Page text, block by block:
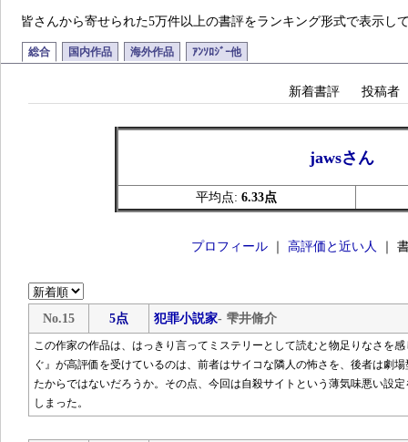
皆さんから寄せられた5万件以上の書評をランキング形式で表示し
総合 国内作品 海外作品 ｱﾝｿﾛｼﾞｰ他
新着書評 投稿者
jawsさん
平均点: 6.33点
プロフィール｜ 高評価と近い人 ｜
No.15 5点 犯罪小説家- 雫井脩介
この作家の作品は、はっきり言ってミステリーとして読むと物足りなさを
ぐ』が高評価を受けているのは、前者はサイコな隣人の怖さを、後者は劇
たからではないだろうか。その点、今回は自殺サイトという薄気味悪い設
しまった。